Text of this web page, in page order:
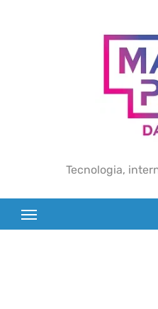
Tecnologia,